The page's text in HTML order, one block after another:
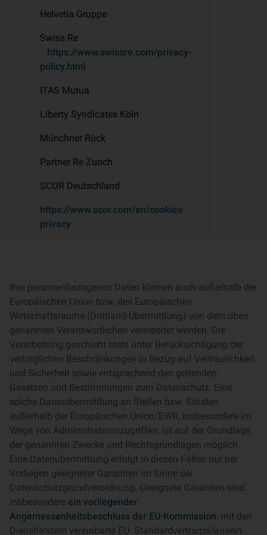
Helvetia Gruppe
Swiss Re
https://www.swissre.com/privacy-
policy.html
ITAS Mutua
Liberty Syndicates Köln
Münchner Rück
Partner Re Zurich
SCOR Deutschland
https://www.scor.com/en/cookies-
privacy
Ihre personenbezogenen Daten können auch außerhalb der
Europäischen Union bzw. des Europäischen
Wirtschaftsraums (Drittland-Übermittlung) von dem oben
genannten Verantwortlichen verarbeitet werden. Die
Verarbeitung geschieht stets unter Berücksichtigung der
vertraglichen Beschränkungen in Bezug auf Vertraulichkeit
und Sicherheit sowie entsprechend den geltenden
Gesetzen und Bestimmungen zum Datenschutz. Eine
solche Datenübermittlung an Stellen bzw. Staaten
außerhalb der Europäischen Union/EWR, insbesondere im
Wege von Administrationszugriffen, ist auf der Grundlage
der genannten Zwecke und Rechtsgrundlagen möglich.
Eine Datenübermittlung erfolgt in diesen Fällen nur bei
Vorliegen geeigneter Garantien im Sinne der
Datenschutzgrundverordnung. Geeignete Garantien sind
insbesondere ein vorliegender
Angemessenheitsbeschluss der EU-Kommission, mit den
Dienstleistern vereinbarte EU- Standardvertragsklauseln